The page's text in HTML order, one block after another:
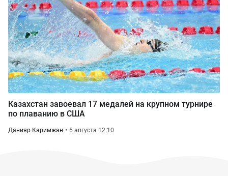
Казахстан завоевал 17 медалей на крупном турнире
по плаванию в США
Данияр Каримжан 5 августа 12:10